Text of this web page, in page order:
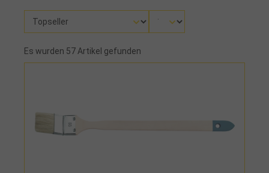
Es wurden 57 Artikel gefunden